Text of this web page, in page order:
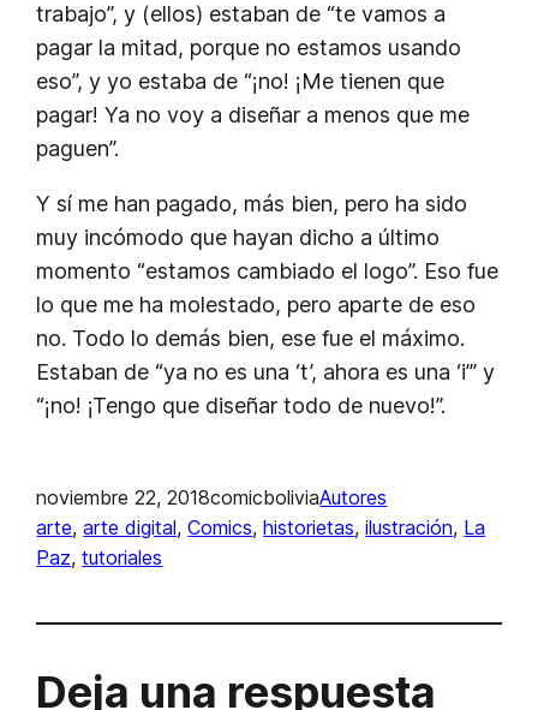
trabajo”, y (ellos) estaban de “te vamos a
pagar la mitad, porque no estamos usando
eso”, y yo estaba de “¡no! ¡Me tienen que
pagar! Ya no voy a diseñar a menos que me
paguen”.
Y sí me han pagado, más bien, pero ha sido
muy incómodo que hayan dicho a último
momento “estamos cambiado el logo”. Eso fue
lo que me ha molestado, pero aparte de eso
no. Todo lo demás bien, ese fue el máximo.
Estaban de “ya no es una ‘t’, ahora es una ‘i’” y
“¡no! ¡Tengo que diseñar todo de nuevo!”.
noviembre 22, 2018comicboliviaAutores
arte, arte digital, Comics, historietas, ilustración, La
Paz, tutoriales
Deja una respuesta